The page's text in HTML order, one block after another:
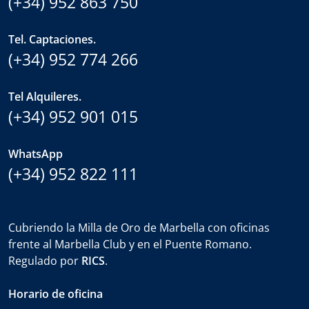
Tel. Captaciones.
(+34) 952 774 266
Tel Alquileres.
(+34) 952 901 015
WhatsApp
(+34) 952 822 111
Cubriendo la Milla de Oro de Marbella con oficinas
frente al Marbella Club y en el Puente Romano.
Regulado por RICS.
Horario de oficina